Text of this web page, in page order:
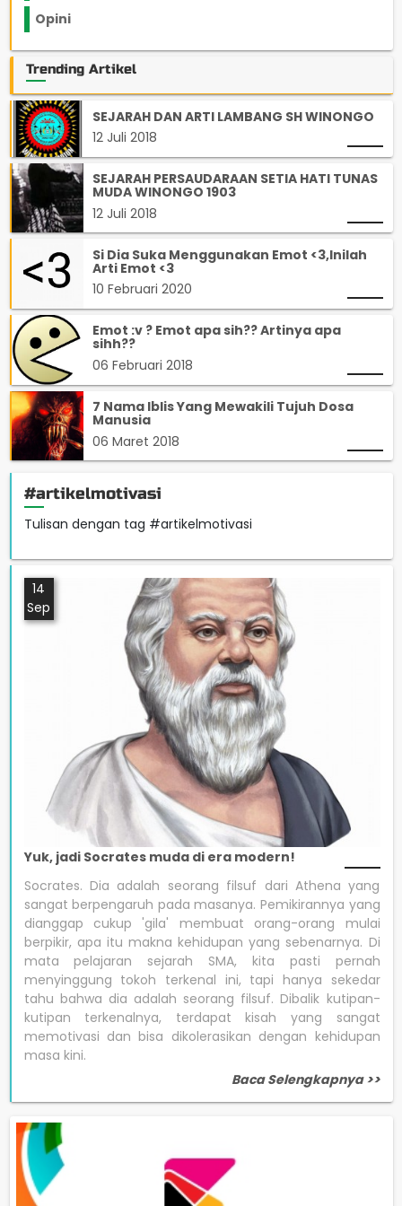
Opini
Trending Artikel
SEJARAH DAN ARTI LAMBANG SH WINONGO
12 Juli 2018
SEJARAH PERSAUDARAAN SETIA HATI TUNAS
MUDA WINONGO 1903
12 Juli 2018
Si Dia Suka Menggunakan Emot <3,Inilah
Arti Emot <3
10 Februari 2020
Emot :v ? Emot apa sih?? Artinya apa
sihh??
06 Februari 2018
7 Nama Iblis Yang Mewakili Tujuh Dosa
Manusia
06 Maret 2018
#artikelmotivasi
Tulisan dengan tag #artikelmotivasi
14
Sep
Yuk, jadi Socrates muda di era modern!
Socrates. Dia adalah seorang filsuf dari Athena yang
sangat berpengaruh pada masanya. Pemikirannya yang
dianggap cukup 'gila' membuat orang-orang mulai
berpikir, apa itu makna kehidupan yang sebenarnya. Di
mata pelajaran sejarah SMA, kita pasti pernah
menyinggung tokoh terkenal ini, tapi hanya sekedar
tahu bahwa dia adalah seorang filsuf. Dibalik kutipan-
kutipan terkenalnya, terdapat kisah yang sangat
memotivasi dan bisa dikolerasikan dengan kehidupan
masa kini.
Baca Selengkapnya >>